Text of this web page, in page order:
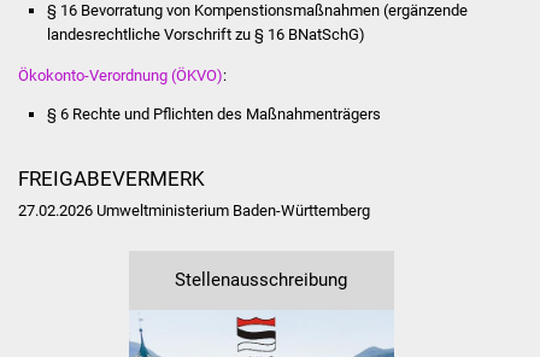
Pflege von Angehörigen
Index
Bürgerbus (MOBS)
Abfall und Entsorgung
Kultur & Freizeit
§ 16 Bevorratung von Kompenstionsmaßnahmen (ergänzende
landesrechtliche Vorschrift zu § 16 BNatSchG)
Ökokonto-Verordnung (ÖKVO):
§ 6 Rechte und Pflichten des Maßnahmenträgers
FREIGABEVERMERK
27.02.2026 Umweltministerium Baden-Württemberg
Stellenausschreibung